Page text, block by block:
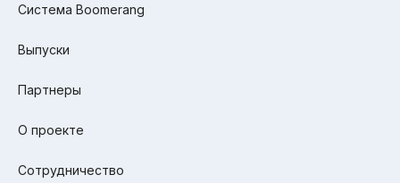
Система Boomerang
Выпуски
Партнеры
О проекте
Сотрудничество